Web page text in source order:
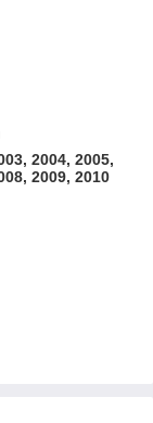
2004, 2005,
2009, 2010